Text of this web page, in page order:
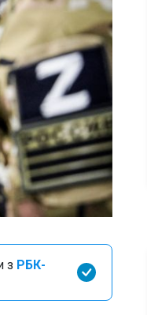
з РБК-